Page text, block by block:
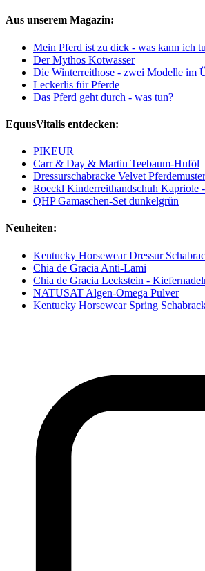
Aus unserem Magazin:
Mein Pferd ist zu dick - was kann ich
Der Mythos Kotwasser
Die Winterreithose - zwei Modelle im
Leckerlis für Pferde
Das Pferd geht durch - was tun?
EquusVitalis entdecken:
PIKEUR
Carr & Day & Martin Teebaum-Huföl
Dressurschabracke Velvet
Roeckl Kinderreithandschuh Kapriole
QHP Gamaschen-Set dunkelgrün
Neuheiten:
Kentucky Horsewear Dressur
Chia de Gracia Anti-Lami
Chia de Gracia Leckstein -
NATUSAT Algen-Omega Pulver
Kentucky Horsewear Spring